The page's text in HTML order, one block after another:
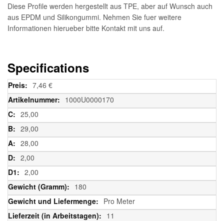
Diese Profile werden hergestellt aus TPE, aber auf Wunsch auch
aus EPDM und Silikongummi. Nehmen Sie fuer weitere
Informationen hierueber bitte Kontakt mit uns auf.
Specifications
Weitere
Informationen
7,46 €
1000U0000170
25,00
29,00
28,00
2,00
2,00
180
Pro Meter
11